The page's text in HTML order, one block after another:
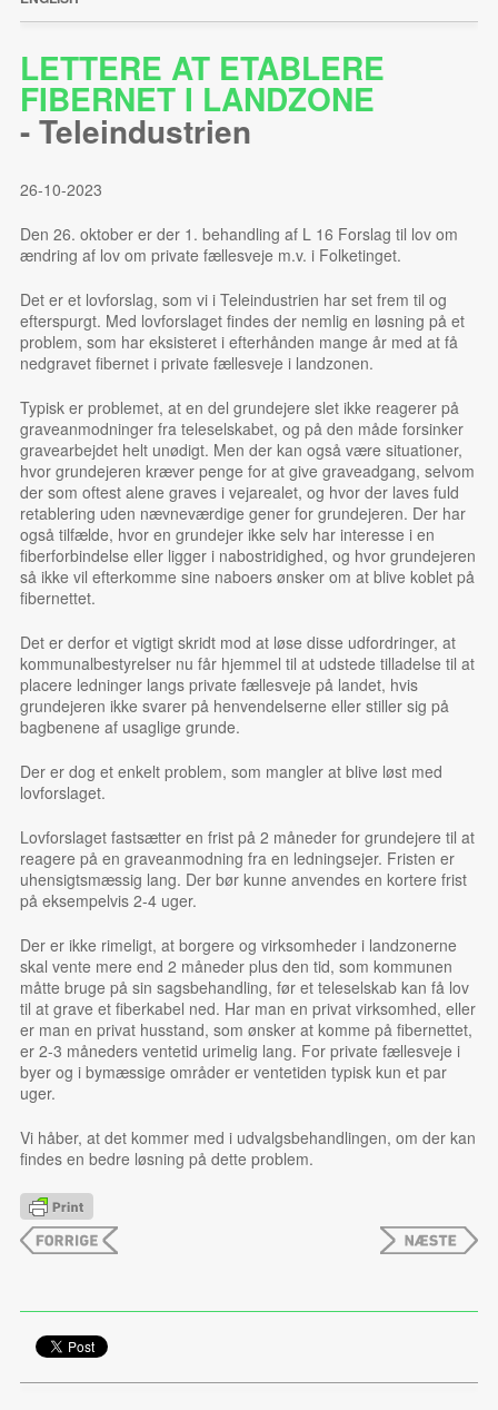
LETTERE AT ETABLERE
FIBERNET I LANDZONE
-Teleindustrien
26-10-2023
Den 26. oktober er der 1. behandling af L 16 Forslag til lov om
ændring af lov om private fællesveje m.v. i Folketinget.
Det er et lovforslag, som vi i Teleindustrien har set frem til og
efterspurgt. Med lovforslaget findes der nemlig en løsning på et
problem, som har eksisteret i efterhånden mange år med at få
nedgravet fibernet i private fællesveje i landzonen.
Typisk er problemet, at en del grundejere slet ikke reagerer på
graveanmodninger fra teleselskabet, og på den måde forsinker
gravearbejdet helt unødigt. Men der kan også være situationer,
hvor grundejeren kræver penge for at give graveadgang, selvom
der som oftest alene graves i vejarealet, og hvor der laves fuld
retablering uden nævneværdige gener for grundejeren. Der har
også tilfælde, hvor en grundejer ikke selv har interesse i en
fiberforbindelse eller ligger i nabostridighed, og hvor grundejeren
så ikke vil efterkomme sine naboers ønsker om at blive koblet på
fibernettet.
Det er derfor et vigtigt skridt mod at løse disse udfordringer, at
kommunalbestyrelser nu får hjemmel til at udstede tilladelse til at
placere ledninger langs private fællesveje på landet, hvis
grundejeren ikke svarer på henvendelserne eller stiller sig på
bagbenene af usaglige grunde.
Der er dog et enkelt problem, som mangler at blive løst med
lovforslaget.
Lovforslaget fastsætter en frist på 2 måneder for grundejere til at
reagere på en graveanmodning fra en ledningsejer. Fristen er
uhensigtsmæssig lang. Der bør kunne anvendes en kortere frist
på eksempelvis 2-4 uger.
Der er ikke rimeligt, at borgere og virksomheder i landzonerne
skal vente mere end 2 måneder plus den tid, som kommunen
måtte bruge på sin sagsbehandling, før et teleselskab kan få lov
til at grave et fiberkabel ned. Har man en privat virksomhed, eller
er man en privat husstand, som ønsker at komme på fibernettet,
er 2-3 måneders ventetid urimelig lang. For private fællesveje i
byer og i bymæssige områder er ventetiden typisk kun et par
uger.
Vi håber, at det kommer med i udvalgsbehandlingen, om der kan
findes en bedre løsning på dette problem.